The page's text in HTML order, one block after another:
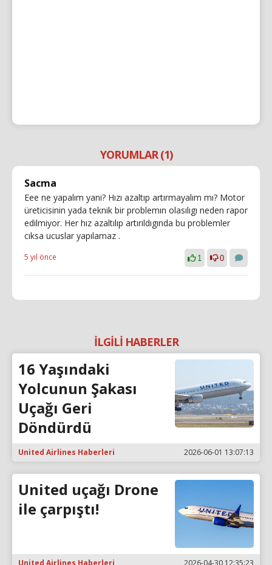
YORUMLAR (1)
Sacma
Eee ne yapalım yani? Hızı azaltıp artırmayalım mı? Motor
üreticisinin yada teknik bir problemın olasılıgı neden rapor
edilmiyor. Her hız azaltılıp artırıldıgında bu problemler
cıksa ucuslar yapılamaz .
5 yıl önce 1 0
İLGİLİ HABERLER
16 Yaşındaki
Yolcunun Şakası
Uçağı Geri
Döndürdü
United Airlines Haberleri 2026-06-01 13:07:13
United uçağı Drone
ile çarpıştı!